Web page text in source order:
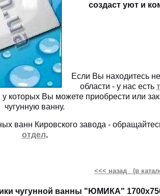
создаст уют и
Если Вы находитесь
области - у нас есть
у которых Вы можете приобрести или
чугунную ванну.
ванн Кировского завода -
отдел.
<<< назад (в
чугунной ванны "ЮМИКА"